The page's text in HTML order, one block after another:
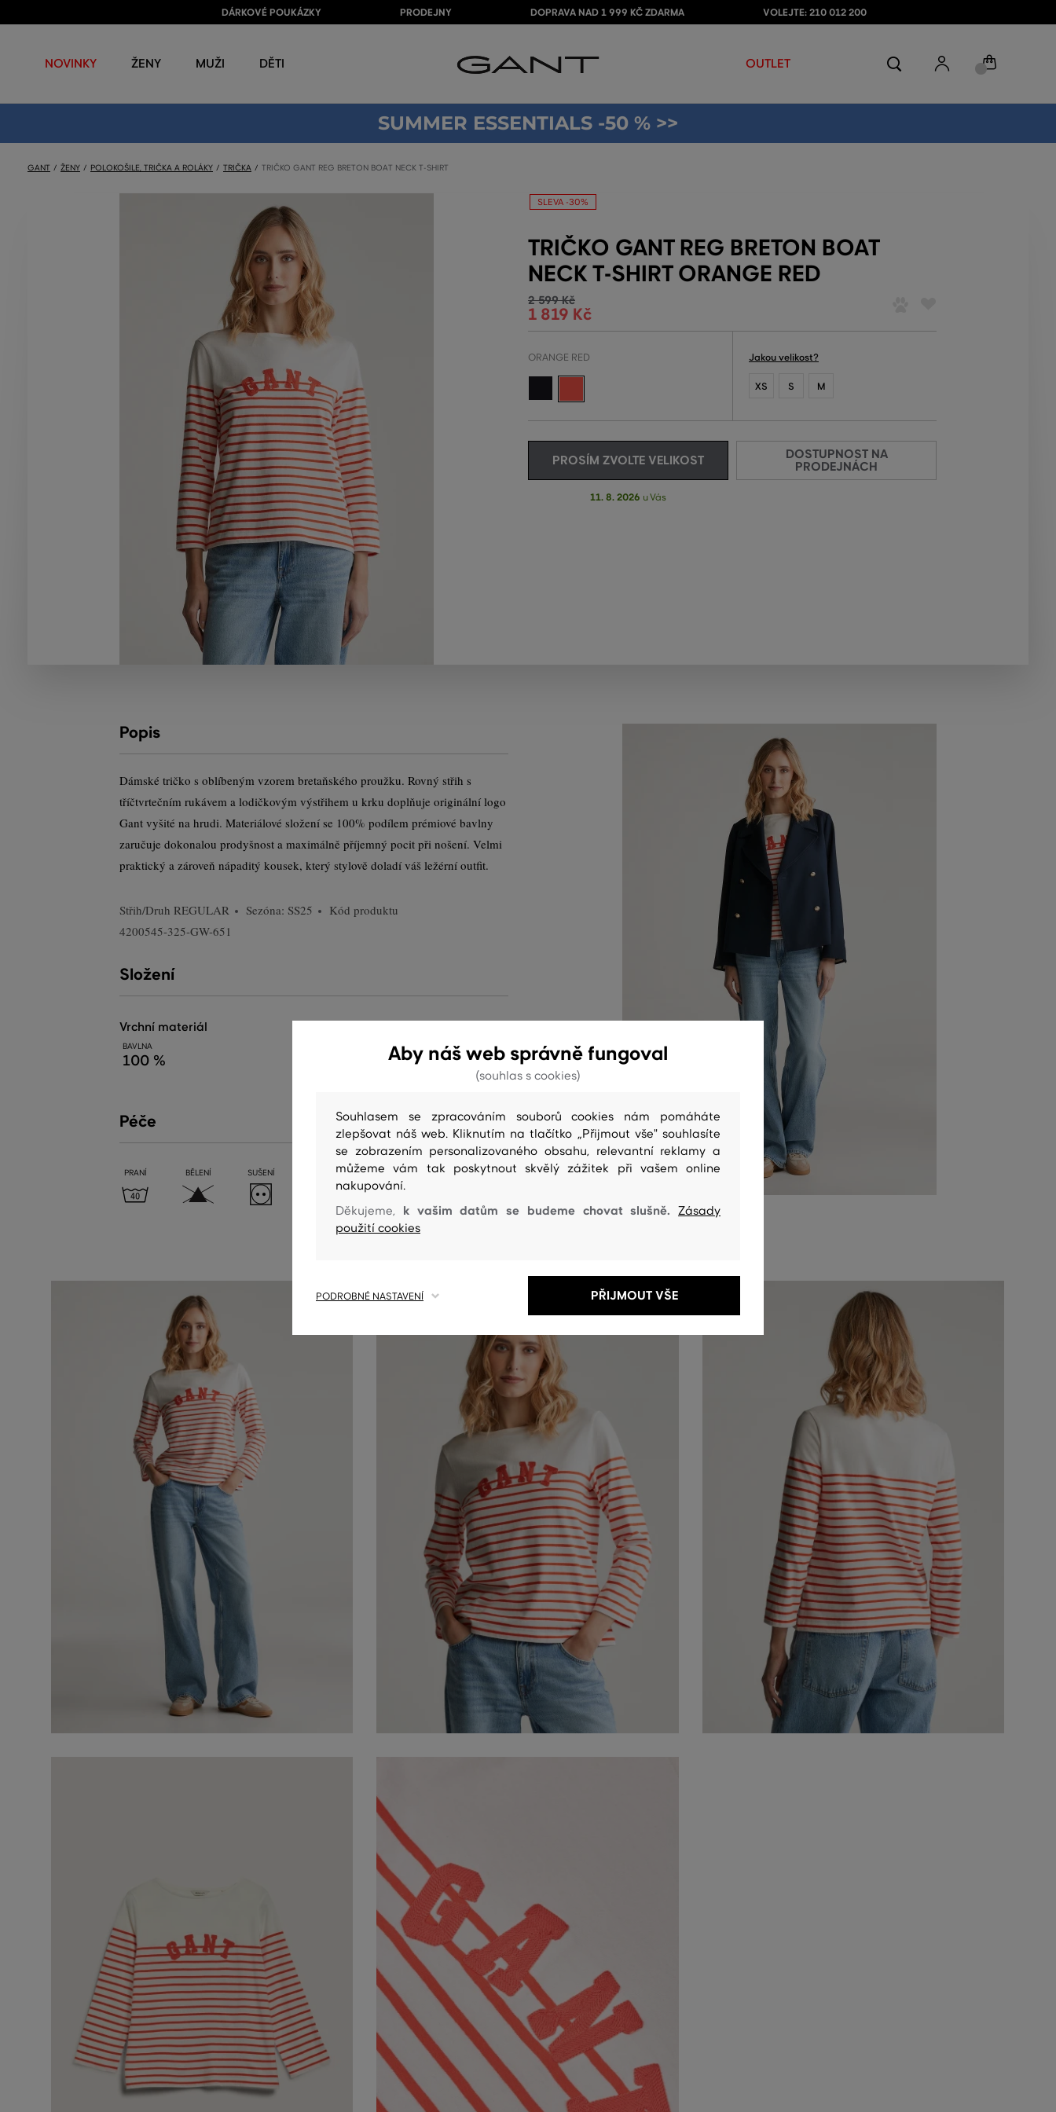
DÁRKOVÉ POUKÁZKY PRODEJNY DOPRAVA NAD 1 999 KČ ZDARMA VOLEJTE: 210 012 200
NOVINKY ŽENY MUŽI DĚTI OUTLET
SUMMER ESSENTIALS -50 % >>
GANT ŽENY POLOKOŠILE, TRIČKA A ROLÁKY TRIČKA TRIČKO GANT REG BRETON BOAT NECK T-SHIRT
SLEVA -30%
TRIČKO GANT REG BRETON BOAT
NECK T-SHIRT ORANGE RED
2 599 Kč
1 819 Kč
ORANGE RED Jakou velikost?
XS S M
PROSÍM ZVOLTE VELIKOST
11. 8. 2026 u Vás
DOSTUPNOST NA
PRODEJNÁCH
Popis
Dámské tričko s oblíbeným vzorem bretaňského proužku. Rovný střih s
tříčtvrtečním rukávem a lodičkovým výstřihem u krku doplňuje originální logo
Gant vyšité na hrudi. Materiálové složení se 100% podílem prémiové bavlny
zaručuje dokonalou prodyšnost a maximálně příjemný pocit při nošení. Velmi
praktický a zároveň nápaditý kousek, který stylově doladí váš ležérní outfit.
Střih/Druh REGULAR Sezóna: SS25
Kód produktu
4200545-325-GW-651
Složení
vrchní materiál
BAVLNA
100 %
Péče
PRANÍ BĚLENÍ SUŠENÍ ŽEHLENÍ ČIŠTENÍ
Aby náš web správně fungoval
(souhlas s cookies)
Souhlasem se zpracováním souborů cookies nám pomáháte
zlepšovat náš web. Kliknutím na tlačítko „Přijmout vše" souhlasíte
se zobrazením personalizovaného obsahu, relevantní reklamy a
můžeme vám tak poskytnout skvělý zážitek při vašem online
nakupování.
Děkujeme, k vašim datům se budeme chovat slušně. Zásady
použití cookies
PODROBNÉ NASTAVENÍ PŘIJMOUT VŠE